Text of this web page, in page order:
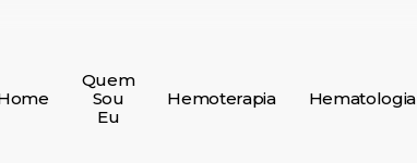
Quem
Sou
Eu
Hemoterapia Hematologia